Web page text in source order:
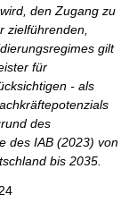
den Zugang zu
zielführenden,
gilt
für
- als
des
des IAB (2023) von
bis 2035.